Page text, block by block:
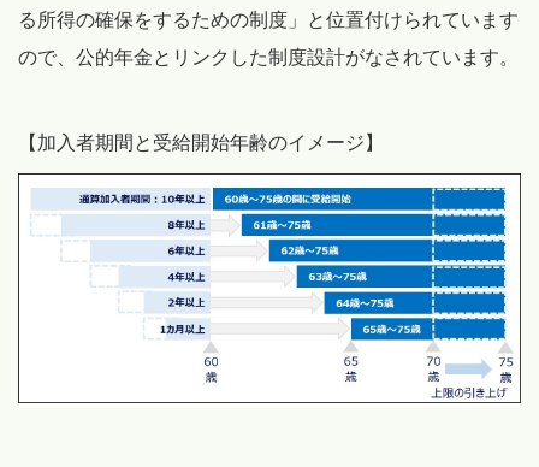
る所得の確保をするための制度」と位置付けられています
ので、公的年金とリンクした制度設計がなされています。
【加入者期間と受給開始年齢のイメージ】